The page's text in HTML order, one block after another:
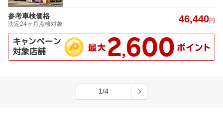
参考車検価格
法定24ヶ月点検対象 46,440円
1/4